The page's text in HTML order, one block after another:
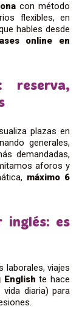
con método
flexibles, en
hables desde
online en
reserva,
plazas en
generales,
demandadas,
aforos y
máximo 6
inglés: es
laborales, viajes
English te hace
diaria) para